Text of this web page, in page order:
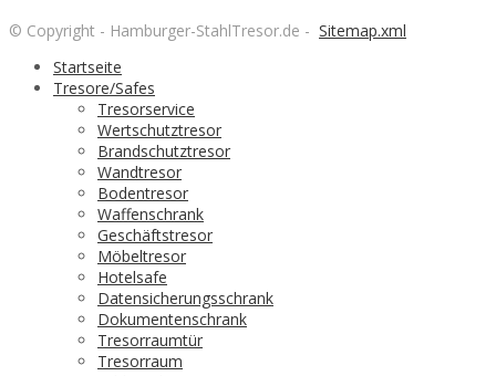
© Copyright - Hamburger-StahlTresor.de - Sitemap.xml
Startseite
Tresore/Safes
Tresorservice
Wertschutztresor
Brandschutztresor
Wandtresor
Bodentresor
Waffenschrank
Geschäftstresor
Möbeltresor
Hotelsafe
Datensicherungsschrank
Dokumentenschrank
Tresorraumtür
Tresorraum